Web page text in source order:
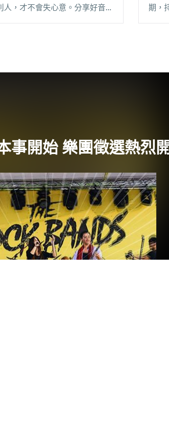
人，才不會失心意。分享好音
給最好的朋友，也是一份很好的
期，
眼看
來新
事開始 樂團徵選熱烈